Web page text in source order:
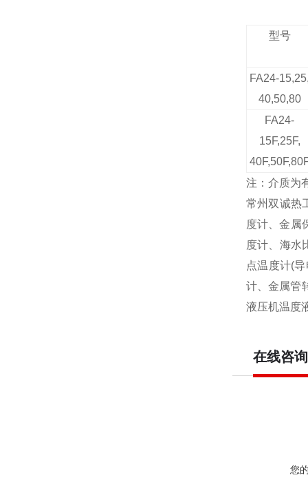
型号
FA24-
40,50,80
FA24-
15F,25F,
注： 介质为
常州双诚热
度计、金属
度计、海水
点温度计(导
计、金属管
液压机温度
在线咨询
您